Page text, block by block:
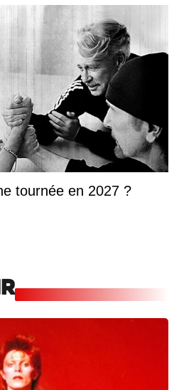
tournée en 2027 ?